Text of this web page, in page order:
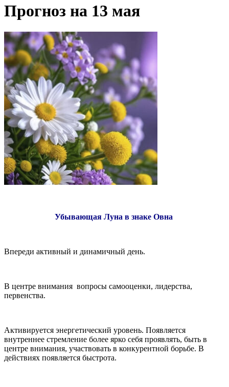
Прогноз на 13 мая
Убывающая Луна в знаке Овна
Впереди активный и динамичный день.
В центре внимания вопросы самооценки, лидерства,
первенства.
Активируется энергетический уровень. Появляется
внутреннее стремление более ярко себя проявлять, быть в
центре внимания, участвовать в конкурентной борьбе. В
действиях появляется быстрота.